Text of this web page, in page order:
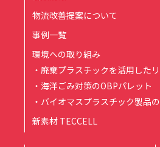
物流改善提案について
事例一覧
環境への取り組み
・廃棄プラスチックを活用した
・海洋ごみ対策のOBPパレット
・バイオマスプラスチック製品
新素材 TECCELL